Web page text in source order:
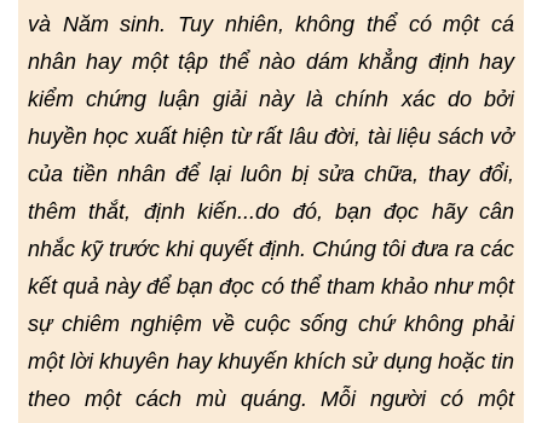
và Năm sinh. Tuy nhiên, không thể có một cá
nhân hay một tập thể nào dám khẳng định hay
kiểm chứng luận giải này là chính xác do bởi
huyền học xuất hiện từ rất lâu đời, tài liệu sách vở
của tiền nhân để lại luôn bị sửa chữa, thay đổi,
thêm thắt, định kiến...do đó, bạn đọc hãy cân
nhắc kỹ trước khi quyết định. Chúng tôi đưa ra các
kết quả này để bạn đọc có thể tham khảo như một
sự chiêm nghiệm về cuộc sống chứ không phải
một lời khuyên hay khuyến khích sử dụng hoặc tin
theo một cách mù quáng. Mỗi người có một